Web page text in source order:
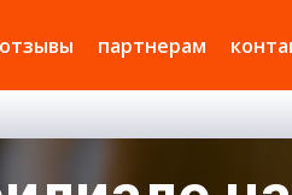
отзывы партнерам